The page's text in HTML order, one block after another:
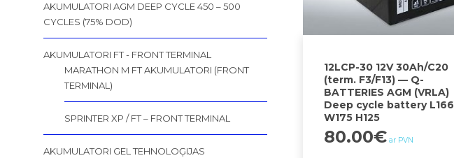
12LCP-30 12V 30Ah/C20
(term. F3/F13) — Q-
BATTERIES AGM (VRLA)
Deep cycle battery L166
W175 H125
80.00€ ar PVN
AKUMULATORI AGM DEEP CYCLE 450 – 500
CYCLES (75% DOD)
AKUMULATORI FT - FRONT TERMINAL
MARATHON M FT AKUMULATORI (FRONT
TERMINAL)
SPRINTER XP / FT – FRONT TERMINAL
AKUMULATORI GEL TEHNOLOĢIJAS